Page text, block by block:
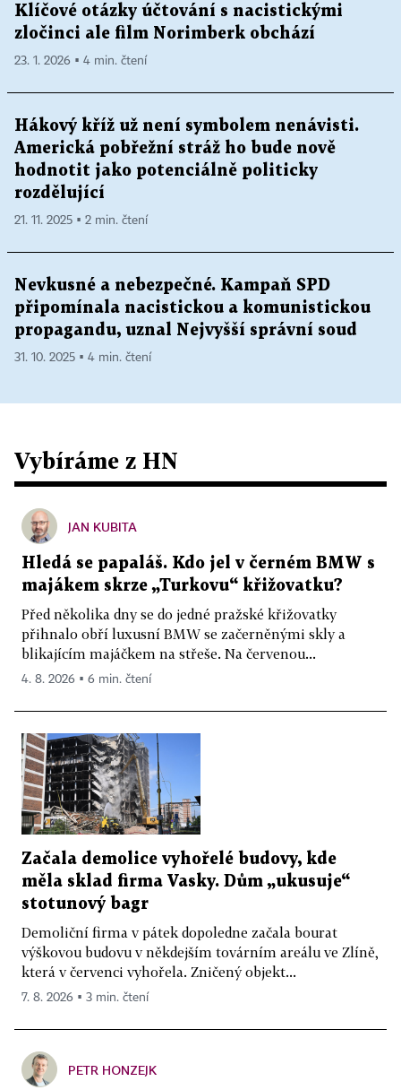
Klíčové otázky účtování s nacistickými
zločinci ale film Norimberk obchází
23. 1. 2026 ▪ 4 min. čtení
Hákový kříž už není symbolem nenávisti.
Americká pobřežní stráž ho bude nově
hodnotit jako potenciálně politicky
rozdělující
21. 11. 2025 ▪ 2 min. čtení
Nevkusné a nebezpečné. Kampaň SPD
připomínala nacistickou a komunistickou
propagandu, uznal Nejvyšší správní soud
31. 10. 2025 ▪ 4 min. čtení
Vybíráme z HN
JAN KUBITA
Hledá se papaláš. Kdo jel v černém BMW s
majákem skrze „Turkovu“ křižovatku?
Před několika dny se do jedné pražské křižovatky
přihnalo obří luxusní BMW se začerněnými skly a
blikajícím majáčkem na střeše. Na červenou...
4. 8. 2026 ▪ 6 min. čtení
Začala demolice vyhořelé budovy, kde
měla sklad firma Vasky. Dům „ukusuje“
stotunový bagr
Demoliční firma v pátek dopoledne začala bourat
výškovou budovu v někdejším továrním areálu ve Zlíně,
která v červenci vyhořela. Zničený objekt...
7. 8. 2026 ▪ 3 min. čtení
PETR HONZEJK